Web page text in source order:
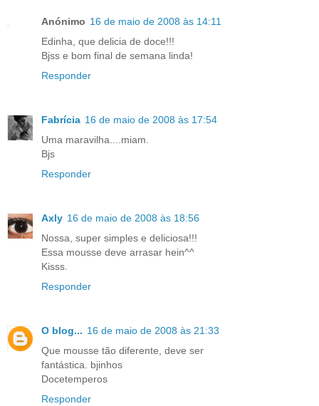
Anónimo 16 de maio de 2008 às 14:11
Edinha, que delicia de doce!!!
Bjss e bom final de semana linda!
Responder
Fabrícia 16 de maio de 2008 às 17:54
Uma maravilha....miam.
Bjs
Responder
Axly 16 de maio de 2008 às 18:56
Nossa, super simples e deliciosa!!!
Essa mousse deve arrasar hein^^
Kisss.
Responder
O blog... 16 de maio de 2008 às 21:33
Que mousse tão diferente, deve ser
fantástica. bjinhos
Docetemperos
Responder